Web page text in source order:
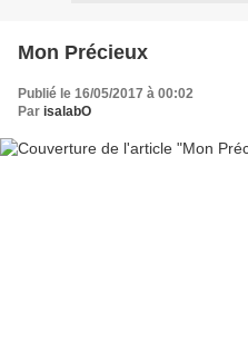
Mon Précieux
Publié le 16/05/2017 à 00:02
Par isalabO